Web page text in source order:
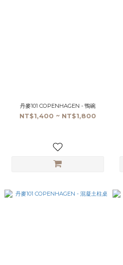
丹麥101 COPENHAGEN - 鴨碗
NT$1,400 ~ NT$1,800